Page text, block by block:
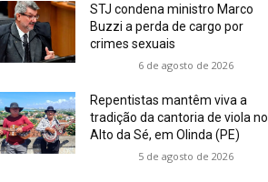
STJ condena ministro Marco
Buzzi a perda de cargo por
crimes sexuais
6 de agosto de 2026
Repentistas mantêm viva a
tradição da cantoria de viola no
Alto da Sé, em Olinda (PE)
5 de agosto de 2026